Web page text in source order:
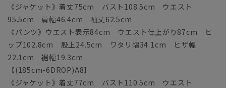
《ジャケット》着丈75cm バスト108.5cm ウエスト
95.5cm 肩幅46.4cm 袖丈62.5cm
《パンツ》ウエスト表示84cm ウエスト仕上がり87cm ヒ
ップ102.8cm 股上24.5cm ワタリ幅34.1cm ヒザ幅
22.1cm 裾幅19.3cm
【(185cm-6DROP)A8】
《ジャケット》着丈77cm バスト110.5cm ウエスト